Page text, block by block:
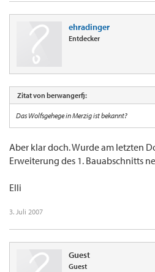
ehradinger
Entdecker
Zitat von berwangerfj:
Das Wolfsgehege in Merzig ist bekannt?
Aber klar doch. Wurde am letzten
Erweiterung des 1. Bauabschnitts
Elli
3. Juli 2007
Guest
Guest